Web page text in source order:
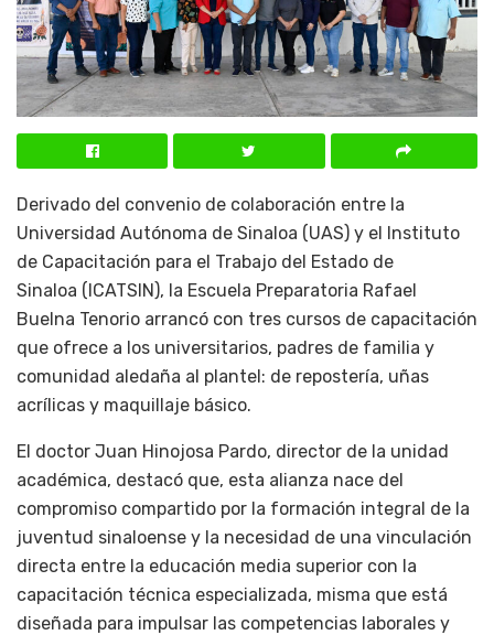
Derivado del convenio de colaboración entre la
Universidad Autónoma de Sinaloa (UAS) y el Instituto
de Capacitación para el Trabajo del Estado de
Sinaloa (ICATSIN), la Escuela Preparatoria Rafael
Buelna Tenorio arrancó con tres cursos de capacitación
que ofrece a los universitarios, padres de familia y
comunidad aledaña al plantel: de repostería, uñas
acrílicas y maquillaje básico.
El doctor Juan Hinojosa Pardo, director de la unidad
académica, destacó que, esta alianza nace del
compromiso compartido por la formación integral de la
juventud sinaloense y la necesidad de una vinculación
directa entre la educación media superior con la
capacitación técnica especializada, misma que está
diseñada para impulsar las competencias laborales y